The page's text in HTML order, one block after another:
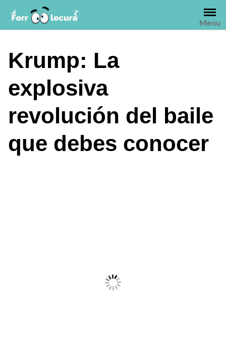
contenido
Menu
Krump: La
explosiva
revolución del baile
que debes conocer